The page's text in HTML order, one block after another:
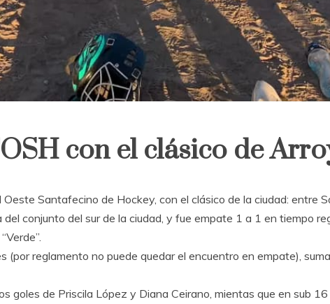
con el clásico de
Santafecino de Hockey, con el clásico de la ciudad: entre
conjunto del sur de la ciudad, y fue empate 1 a 1 en tiempo
(por reglamento no puede quedar el encuentro en empate),
goles de Priscila López y Diana Ceirano, mientas que en sub